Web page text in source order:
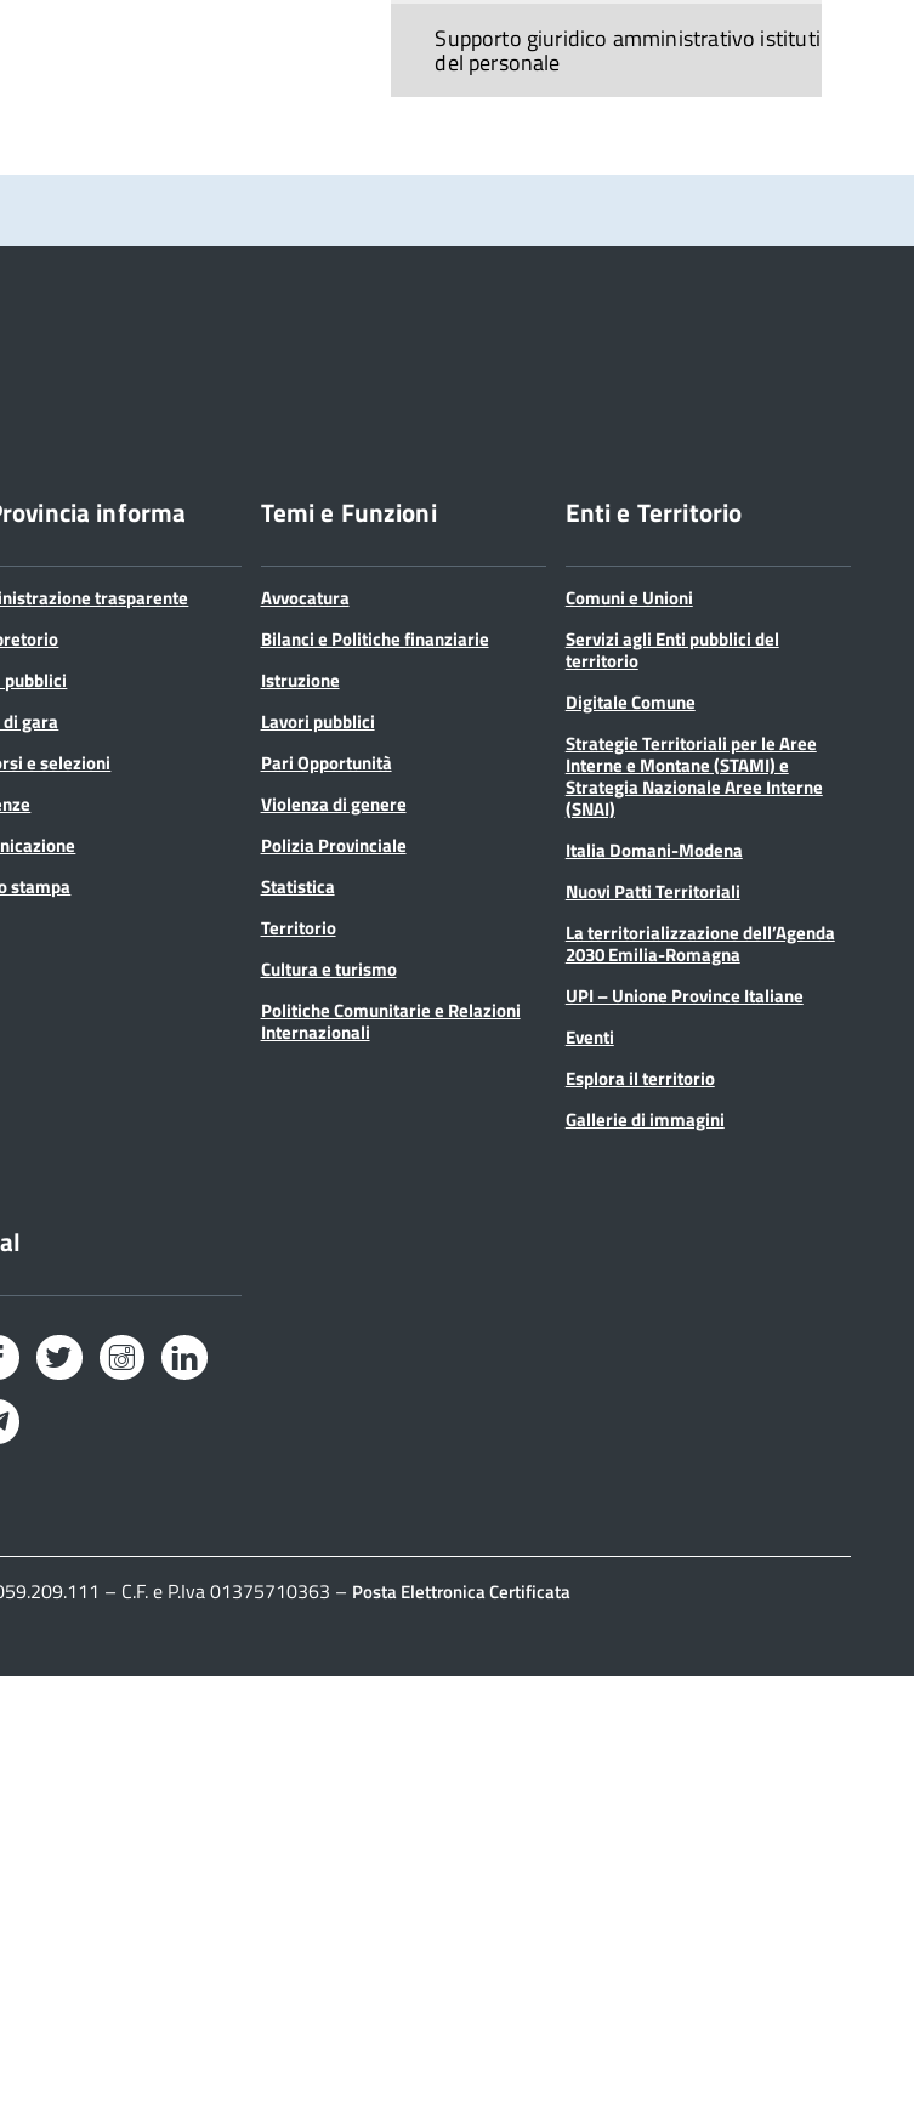
Supporto giuridico amministrativo istituti
del personale
informa
trasparente
pubblici
gara
e selezioni
stampa
Temi e Funzioni
Avvocatura
Bilanci e Politiche finanziarie
Istruzione
Lavori pubblici
Pari Opportunità
Violenza di genere
Polizia Provinciale
Statistica
Territorio
Cultura e turismo
Politiche Comunitarie e Relazioni
Internazionali
Enti e Territorio
Comuni e Unioni
Servizi agli Enti pubblici del
territorio
Digitale Comune
Strategie Territoriali per le Aree
Interne e Montane (STAMI) e
Strategia Nazionale Aree Interne
(SNAI)
Italia Domani-Modena
Nuovi Patti Territoriali
La territorializzazione dell’Agenda
2030 Emilia-Romagna
UPI – Unione Province Italiane
Eventi
Esplora il territorio
Gallerie di immagini
FacebookTwitterInstagramLinkedIn
– C.F. e P.Iva 01375710363 – Posta Elettronica Certificata